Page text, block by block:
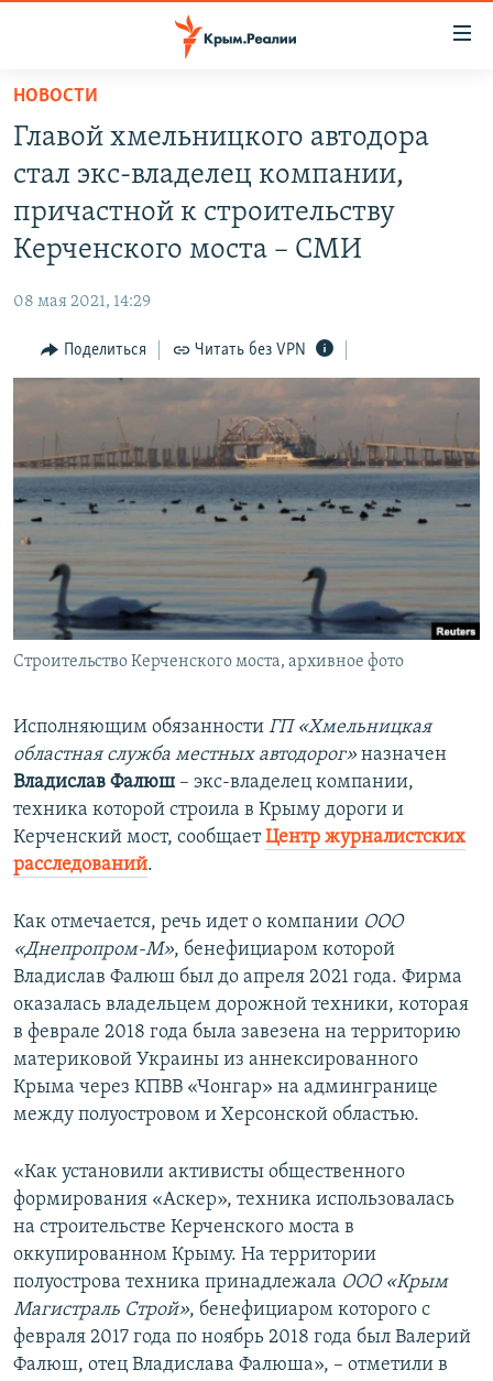
Вернуться
основному
содержанию
главной
Вернутся
поиску
ИСТОРИЯ
ИНФОГРАФИКА
СОВЕТЫ ПРАВОЗАЩИТНИКОВ
ПРОПАВШИЕ БЕЗ ВЕСТИ
ПОБЕДИТЕЛЕЙ НЕ СУДЯТ?
КРЫМ.НЕПОКОРЕННЫЙ
ELIFBE
УКРАИНСКАЯ ПРОБЛЕМА КРЫМА
РАДІО СВОБОДА
КАК ОБОЙТИ БЛОКИРОВКУ
Українською
Qırımtatar
ПРИСОЕДИНЯЙТЕСЬ!
Все сайты RFE/RL
НОВОСТИ
Главой хмельницкого автодора
стал экс-владелец компании,
причастной к строительству
Керченского моста – СМИ
08 мая 2021, 14:29
Поделиться Читать без VPN
Строительство Керченского моста, архивное фото
Исполняющим обязанности ГП «Хмельницкая
областная служба местных автодорог» назначен
Владислав Фалюш – экс-владелец компании,
техника которой строила в Крыму дороги и
Керченский мост, сообщаетЦентр журналистских
расследований.
Как отмечается, речь идет о компании ООО
«Днепропром-М», бенефициаром которой
Владислав Фалюш был до апреля 2021 года. Фирма
оказалась владельцем дорожной техники, которая
в феврале 2018 года была завезена на территорию
материковой Украины из аннексированного
Крыма через КПВВ «Чонгар» на админгранице
между полуостровом и Херсонской областью.
«Как установили активисты общественного
формирования «Аскер», техника использовалась
на строительстве Керченского моста в
оккупированном Крыму. На территории
полуострова техника принадлежала ООО «Крым
Магистраль Строй», бенефициаром которого с
февраля 2017 года по ноябрь 2018 года был Валерий
Фалюш, отец Владислава Фалюша», – отметили в